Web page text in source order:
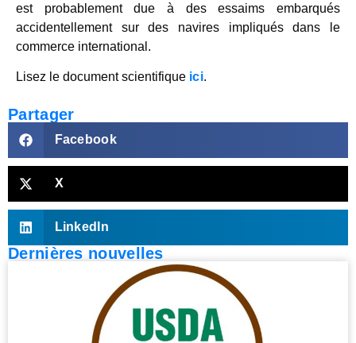
est probablement due à des essaims embarqués
accidentellement sur des navires impliqués dans le
commerce international.
Lisez le document scientifique ici.
Partager
Facebook
X
LinkedIn
Dernières nouvelles